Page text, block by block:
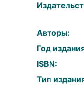
Авторы:
Год
ISBN:
Тип